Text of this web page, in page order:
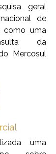
geral
de
como uma
da
Mercosul
uma